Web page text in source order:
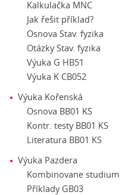
Kalkulačka MNC
Jak řešit příklad?
Osnova Stav. fyzika
Otázky Stav. fyzika
Výuka G HB51
Výuka K CB052
Výuka Kořenská
Osnova BB01 KS
Kontr. testy BB01 KS
Literatura BB01 KS
Výuka Pazdera
Kombinovane studium
Příklady GB03